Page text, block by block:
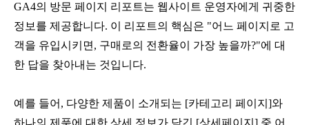
GA4의 방문 페이지 리포트는 웹사이트 운영자에게 귀중한
정보를 제공합니다. 이 리포트의 핵심은 "어느 페이지로 고
객을 유입시키면, 구매로의 전환율이 가장 높을까?"에 대
한 답을 찾아내는 것입니다.
예를 들어, 다양한 제품이 소개되는 [카테고리 페이지]와